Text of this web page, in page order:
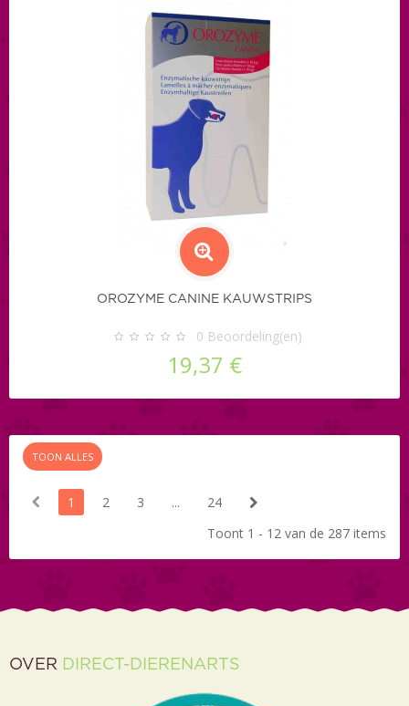
OROZYME CANINE KAUWSTRIPS
0 Beoordeling(en)
19,37 €
TOON ALLES
1 2 3 ...
24
Toont 1 - 12 van de 287 items
OVER DIRECT-DIERENARTS